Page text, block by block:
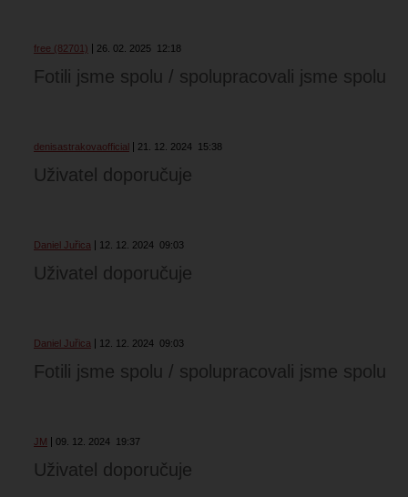
free (82701) 26. 02. 2025 12:18
Fotili jsme spolu / spolupracovali jsme spolu
denisastrakovaofficial 21. 12. 2024 15:38
Uživatel doporučuje
Daniel Juřica 12. 12. 2024 09:03
Uživatel doporučuje
Daniel Juřica 12. 12. 2024 09:03
Fotili jsme spolu / spolupracovali jsme spolu
JM 09. 12. 2024 19:37
Uživatel doporučuje